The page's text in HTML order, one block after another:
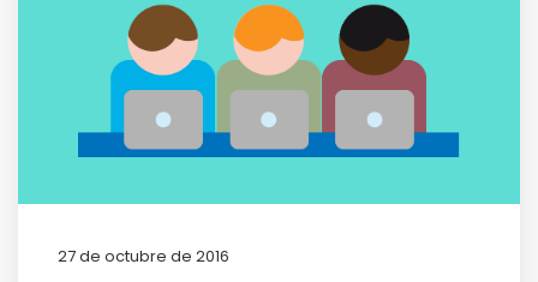
27 de octubre de 2016